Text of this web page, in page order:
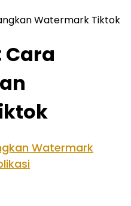
Watermark Tiktok
Cara
Watermark